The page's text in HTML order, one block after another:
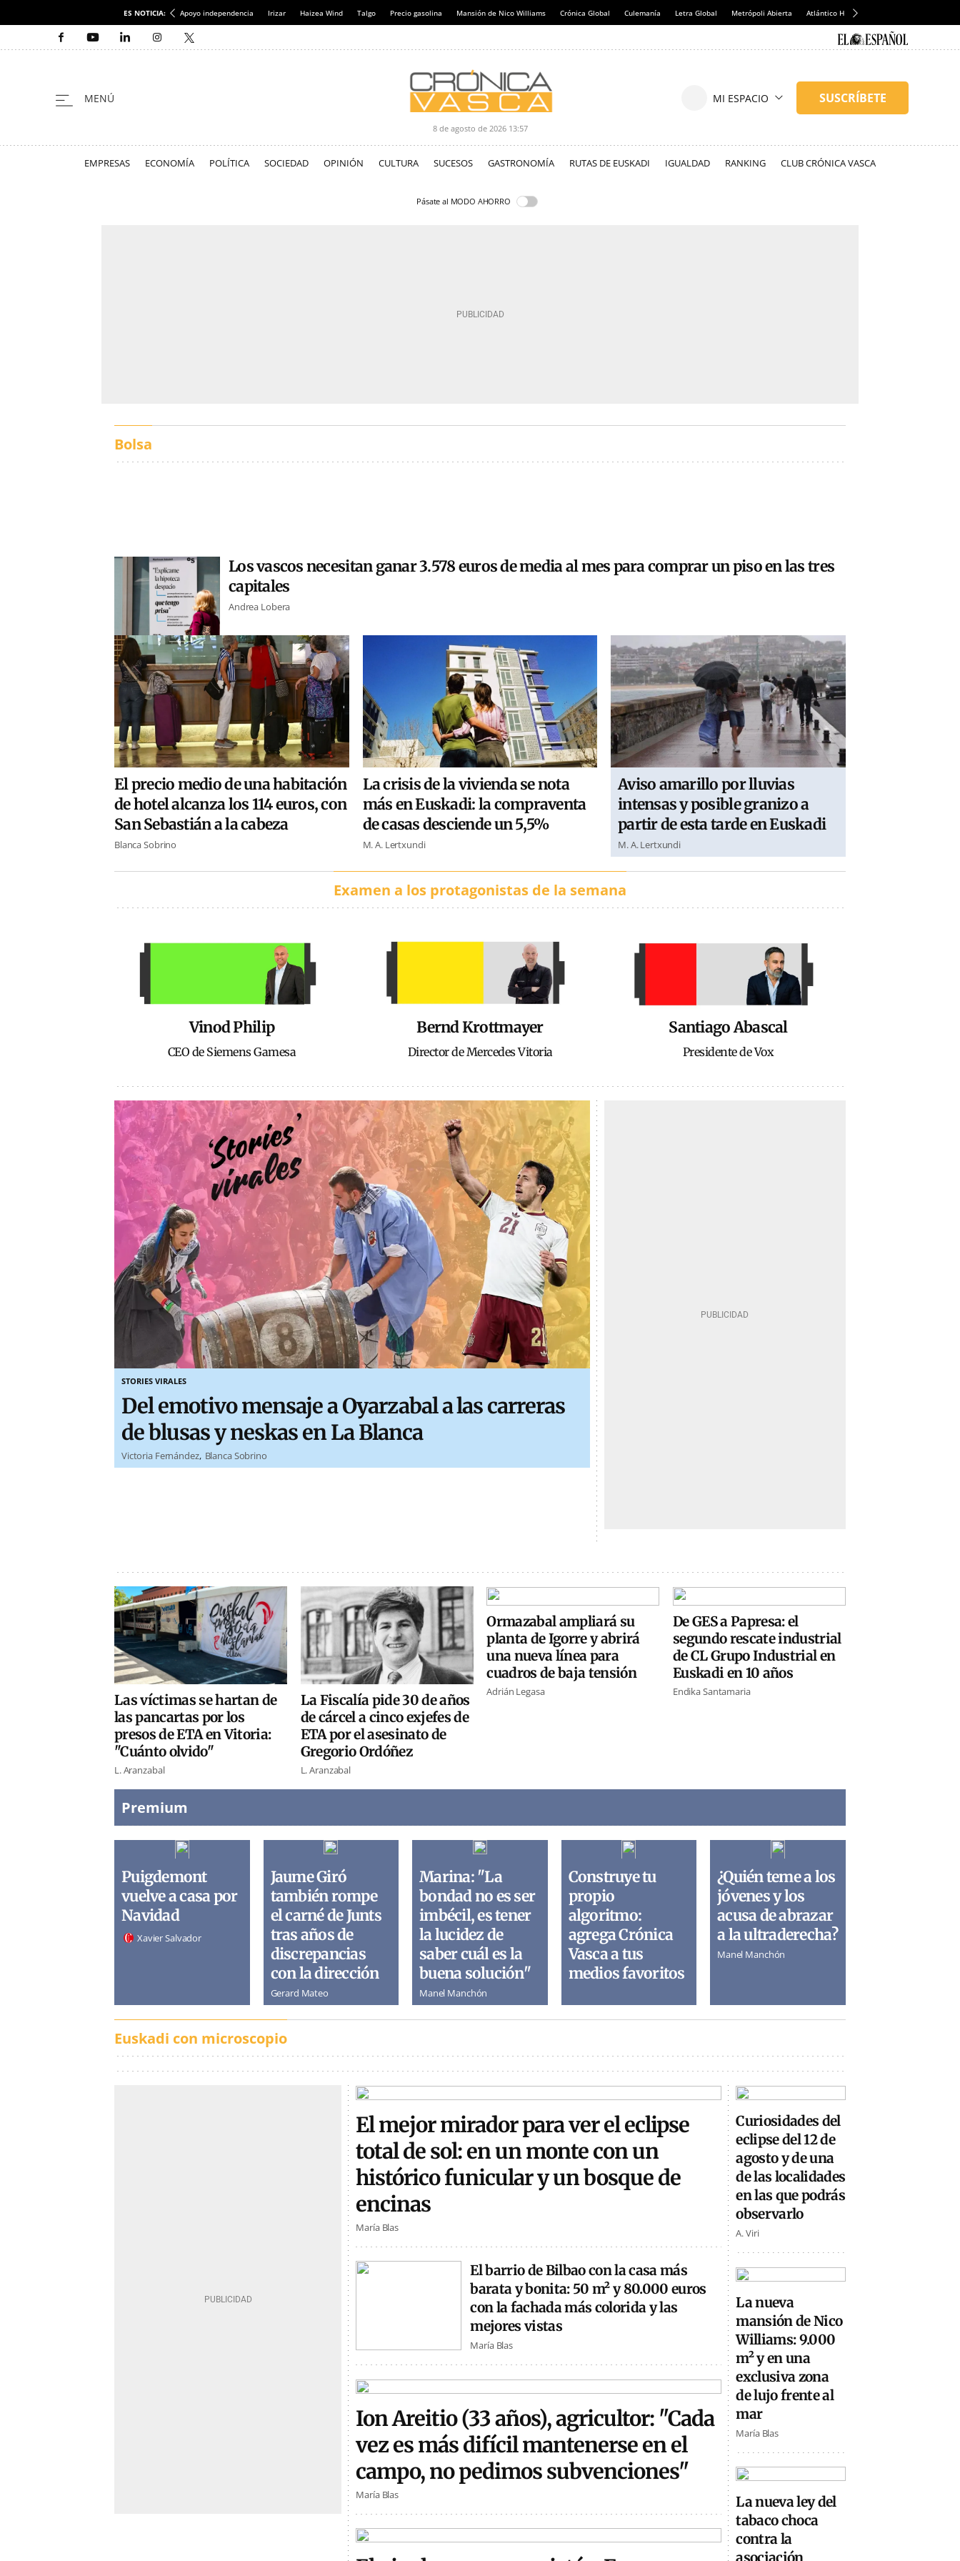
ES NOTICIA: Apoyo independencia Irizar Haizea Wind Talgo Precio gasolina Mansión de Nico Williams Crónica Global Culemanía Letra Global Metrópoli Abierta Atlántico Hoy
8 de agosto de 2026 13:57
EMPRESAS ECONOMÍA POLÍTICA SOCIEDAD OPINIÓN CULTURA SUCESOS GASTRONOMÍA RUTAS DE EUSKADI IGUALDAD RANKING CLUB CRÓNICA VASCA
Pásate al MODO AHORRO
Bolsa
Los vascos necesitan ganar 3.578 euros de media al mes para comprar un piso en las tres
capitales
Andrea Lobera
El precio medio de una habitación
de hotel alcanza los 114 euros, con
San Sebastián a la cabeza
Blanca Sobrino
La crisis de la vivienda se nota
más en Euskadi: la compraventa
de casas desciende un 5,5%
M. A. Lertxundi
Aviso amarillo por lluvias
intensas y posible granizo a
partir de esta tarde en Euskadi
M. A. Lertxundi
Examen a los protagonistas de la semana
Vinod Philip
CEO de Siemens Gamesa
Bernd Krottmayer
Director de Mercedes Vitoria
Santiago Abascal
Presidente de Vox
STORIES VIRALES
Del emotivo mensaje a Oyarzabal a las carreras
de blusas y neskas en La Blanca
Victoria Fernández Blanca Sobrino
Las víctimas se hartan de
las pancartas por los
presos de ETA en Vitoria:
"Cuánto olvido"
L. Aranzabal
La Fiscalía pide 30 de años
de cárcel a cinco exjefes de
ETA por el asesinato de
Gregorio Ordóñez
L. Aranzabal
Ormazabal ampliará su
planta de Igorre y abrirá
una nueva línea para
cuadros de baja tensión
Adrián Legasa
De GES a Papresa: el
segundo rescate industrial
de CL Grupo Industrial en
Euskadi en 10 años
Endika Santamaria
Premium
Puigdemont
vuelve a casa por
Navidad
Xavier Salvador
Jaume Giró
también rompe
el carné de Junts
tras años de
discrepancias
con la dirección
Gerard Mateo
Marina: "La
bondad no es ser
imbécil, es tener
la lucidez de
saber cuál es la
buena solución"
Manel Manchón
Construye tu
propio
algoritmo:
agrega Crónica
Vasca a tus
medios favoritos
¿Quién teme a los
jóvenes y los
acusa de abrazar
a la ultraderecha?
Manel Manchón
Euskadi con microscopio
El mejor mirador para ver el eclipse
total de sol: en un monte con un
histórico funicular y un bosque de
encinas
María Blas
El barrio de Bilbao con la casa más
barata y bonita: 50 m² y 80.000 euros
con la fachada más colorida y las
mejores vistas
María Blas
Ion Areitio (33 años), agricultor: "Cada
vez es más difícil mantenerse en el
campo, no pedimos subvenciones"
María Blas
Curiosidades del
eclipse del 12 de
agosto y de una
de las localidades
en las que podrás
observarlo
A. Viri
La nueva
mansión de Nico
Williams: 9.000
m² y en una
exclusiva zona
de lujo frente al
mar
María Blas
La nueva ley del
tabaco choca
contra la